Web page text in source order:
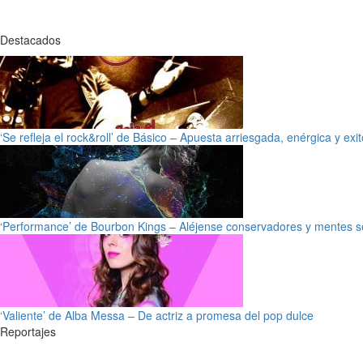
Destacados
‘Se refleja el rock&roll’ de Básico – Apuesta arriesgada, enérgica y
‘Performance’ de Bourbon Kings – Aléjense conservadores y mentes
‘Valiente’ de Alba Messa – De actriz a promesa del pop dulce
Reportajes